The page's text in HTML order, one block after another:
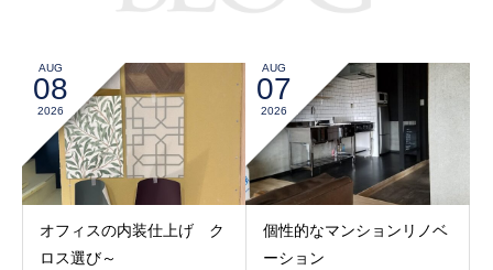
AUG
08
2026
オフィスの内装仕上げ ク
ロス選び～
AUG
07
2026
個性的なマンションリノベ
ーション